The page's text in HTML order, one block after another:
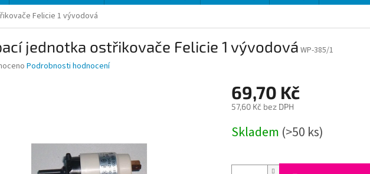
Felicie 1 vývodová
jednotka ostřikovače Felicie 1 vývodová WP-385/1
Podrobnosti hodnocení
69,70 Kč
57,60 Kč bez DPH
cena:
Skladem (>50 ks)